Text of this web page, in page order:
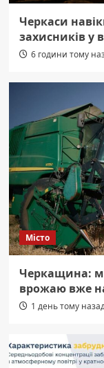
Черкаси
захисників у
6 години тому
Місто
Черкащина:
врожаю вже
1 день тому